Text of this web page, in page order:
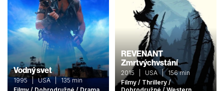
Vodný svet
1995 | USA | 135 min
REVENANT
Zmrtvýchvstání
2015 | USA | 156 min
Filmy / Thrillery /